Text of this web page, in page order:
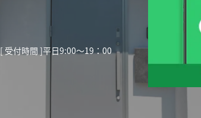
[ 受付時間 ]平日9:00〜19：00